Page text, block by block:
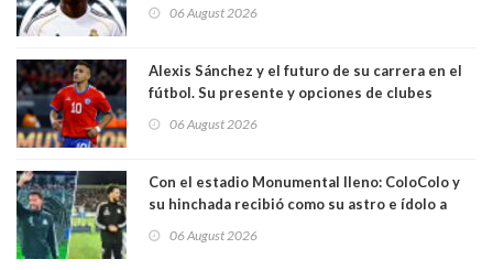
06 August 2026
Alexis Sánchez y el futuro de su carrera en el
fútbol. Su presente y opciones de clubes
06 August 2026
Con el estadio Monumental lleno: ColoColo y
su hinchada recibió como su astro e ídolo a
06 August 2026